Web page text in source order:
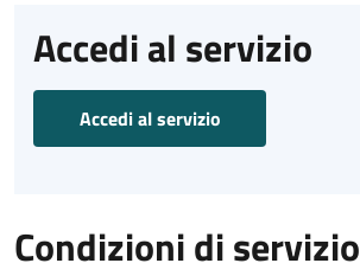
Accedi al servizio
Accedi al servizio
Condizioni di servizio